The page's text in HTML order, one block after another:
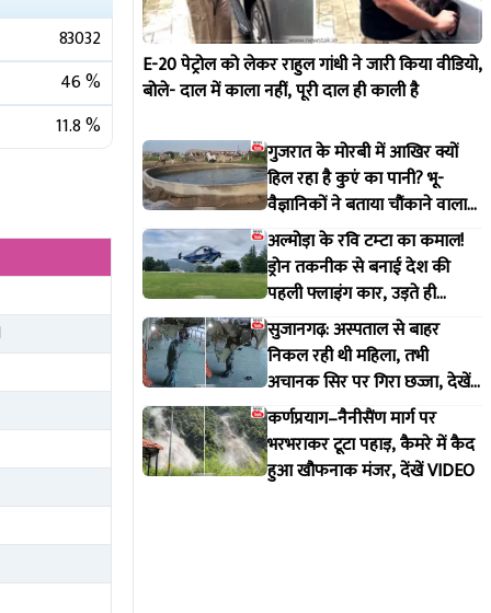
83032
46%
11.8%
E-20 पेट्रोल को लेकर राहुल गांधी ने जारी किया वीडियो,
बोले- दाल में काला नहीं, पूरी दाल ही काली है
गुजरात के मोरबी में आखिर क्यों
हिल रहा है कुएं का पानी? भू-
वैज्ञानिकों ने बताया चौंकाने वाला
सच
अल्मोड़ा के रवि टम्टा का कमाल!
ड्रोन तकनीक से बनाई देश की
पहली फ्लाइंग कार, उड़ते ही
वायरल हुआ वीडियो
सुजानगढ़: अस्पताल से बाहर
निकल रही थी महिला, तभी
अचानक सिर पर गिरा छज्जा, देखें
VIDEO
कर्णप्रयाग–नैनीसैंण मार्ग पर
भरभराकर टूटा पहाड़, कैमरे में कैद
हुआ खौफनाक मंजर, देंखें VIDEO